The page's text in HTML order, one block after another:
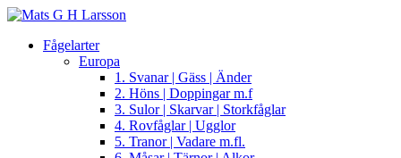
Fågelarter
Europa
1. Svanar | Gäss | Änder
2. Höns | Doppingar m.f
3. Sulor | Skarvar | Storkfåglar
4. Rovfåglar | Ugglor
5. Tranor | Vadare m.fl.